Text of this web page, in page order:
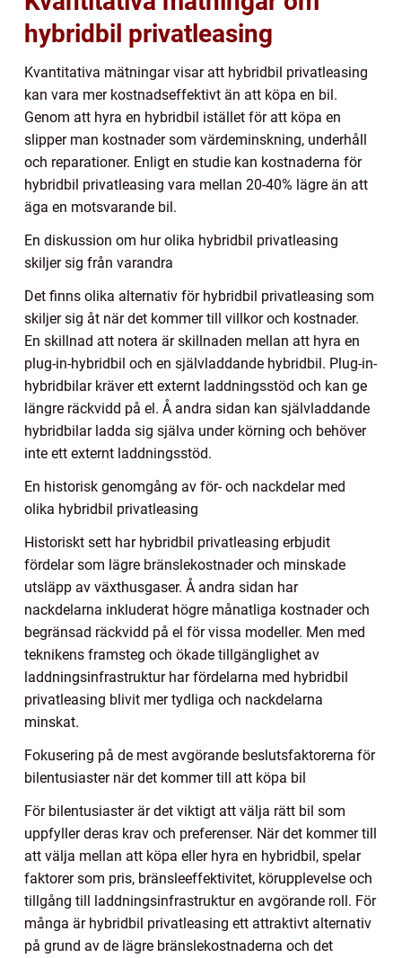
hybridbil privatleasing
Kvantitativa mätningar visar att hybridbil privatleasing
kan vara mer kostnadseffektivt än att köpa en bil.
Genom att hyra en hybridbil istället för att köpa en
slipper man kostnader som värdeminskning, underhåll
och reparationer. Enligt en studie kan kostnaderna för
hybridbil privatleasing vara mellan 20-40% lägre än att
äga en motsvarande bil.
En diskussion om hur olika hybridbil privatleasing
skiljer sig från varandra
Det finns olika alternativ för hybridbil privatleasing som
skiljer sig åt när det kommer till villkor och kostnader.
En skillnad att notera är skillnaden mellan att hyra en
plug-in-hybridbil och en självladdande hybridbil. Plug-in-
hybridbilar kräver ett externt laddningsstöd och kan ge
längre räckvidd på el. Å andra sidan kan självladdande
hybridbilar ladda sig själva under körning och behöver
inte ett externt laddningsstöd.
En historisk genomgång av för- och nackdelar med
olika hybridbil privatleasing
Historiskt sett har hybridbil privatleasing erbjudit
fördelar som lägre bränslekostnader och minskade
utsläpp av växthusgaser. Å andra sidan har
nackdelarna inkluderat högre månatliga kostnader och
begränsad räckvidd på el för vissa modeller. Men med
teknikens framsteg och ökade tillgänglighet av
laddningsinfrastruktur har fördelarna med hybridbil
privatleasing blivit mer tydliga och nackdelarna
minskat.
Fokusering på de mest avgörande beslutsfaktorerna för
bilentusiaster när det kommer till att köpa bil
För bilentusiaster är det viktigt att välja rätt bil som
uppfyller deras krav och preferenser. När det kommer till
att välja mellan att köpa eller hyra en hybridbil, spelar
faktorer som pris, bränsleeffektivitet, körupplevelse och
tillgång till laddningsinfrastruktur en avgörande roll. För
många är hybridbil privatleasing ett attraktivt alternativ
på grund av de lägre bränslekostnaderna och det